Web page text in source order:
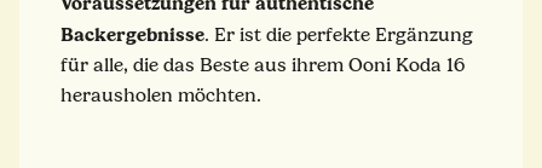
Backergebnisse. Er ist die perfekte Ergänzung
für alle, die das Beste aus ihrem Ooni Koda 16
herausholen möchten.